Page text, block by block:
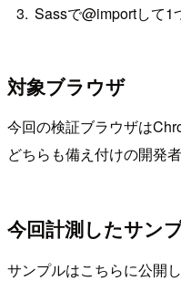
Sassで@importして1
対象ブラウザ
今回の検証ブラウザは
どちらも備え付けの開発
今回計測したサン
サンプルはこちらに公開